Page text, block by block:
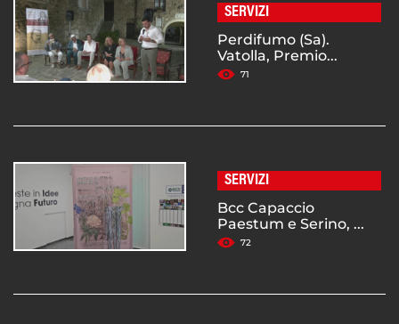
SERVIZI
Perdifumo (Sa).
Vatolla, Premio...
71
SERVIZI
Bcc Capaccio
Paestum e Serino, ...
72